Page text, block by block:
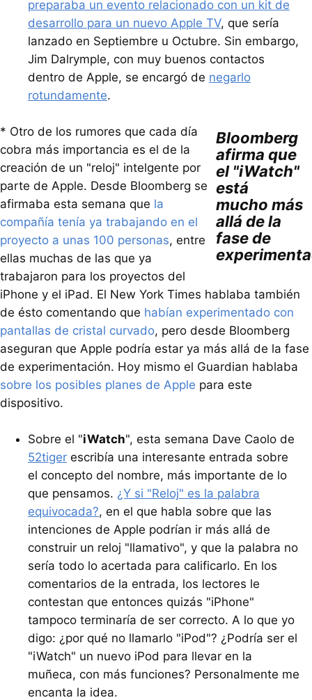
preparaba un evento relacionado con un kit de
desarrollo para un nuevo Apple TV, que sería
lanzado en Septiembre u Octubre. Sin embargo,
Jim Dalrymple, con muy buenos contactos
dentro de Apple, se encargó de negarlo
rotundamente.
Bloomberg
afirma que
el "iWatch"
está
mucho más
allá de la
fase de
* Otro de los rumores que cada día
cobra más importancia es el de la
creación de un "reloj" intelgente por
parte de Apple. Desde Bloomberg se
afirmaba esta semana que la
compañía tenía ya trabajando en el
proyecto a unas 100 personas, entre
ellas muchas de las que ya
trabajaron para los proyectos del
iPhone y el iPad. El New York Times hablaba también
de ésto comentando que habían experimentado con
pantallas de cristal curvado, pero desde Bloomberg
aseguran que Apple podría estar ya más allá de la fase
de experimentación. Hoy mismo el Guardian hablaba
sobre los posibles planes de Apple para este
dispositivo.
Sobre el "iWatch", esta semana Dave Caolo de
52tiger escribía una interesante entrada sobre
el concepto del nombre, más importante de lo
que pensamos. ¿Y si "Reloj" es la palabra
equivocada?, en el que habla sobre que las
intenciones de Apple podrían ir más allá de
construir un reloj "llamativo", y que la palabra no
sería todo lo acertada para calificarlo. En los
comentarios de la entrada, los lectores le
contestan que entonces quizás "iPhone"
tampoco terminaría de ser correcto. A lo que yo
digo: ¿por qué no llamarlo "iPod"? ¿Podría ser el
"iWatch" un nuevo iPod para llevar en la
muñeca, con más funciones? Personalmente me
encanta la idea.